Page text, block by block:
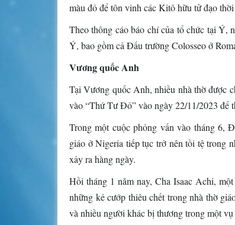
màu đỏ để tôn vinh các Kitô hữu tử đạo
Theo thông cáo báo chí của tổ chức tại Ý,
Ý, bao gồm cả Đấu trường Colosseo ở
Vương quốc Anh
Tại Vương quốc Anh, nhiều nhà thờ được
vào “Thứ Tư Đỏ” vào ngày 22/11/2023 để
Trong một cuộc phỏng vấn vào tháng 6,
giáo ở Nigeria tiếp tục trở nên tồi tệ trong
xảy ra hàng ngày.
Hồi tháng 1 năm nay, Cha Isaac Achi,
những kẻ cướp thiêu chết trong nhà thờ
và nhiều người khác bị thương trong một